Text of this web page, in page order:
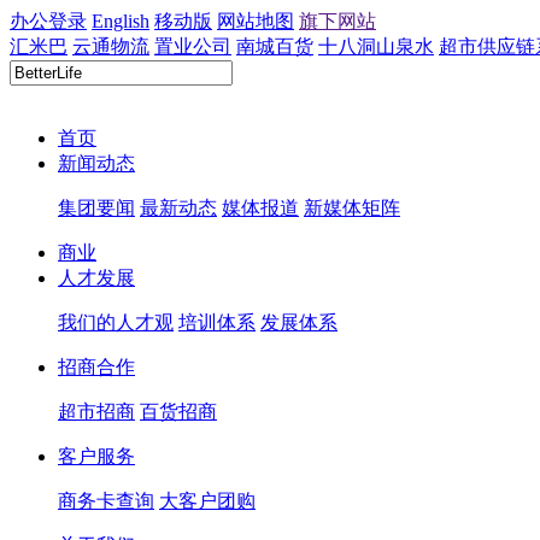
办公登录 English 移动版 网站地图 旗下网站
汇米巴 云通物流 置业公司 南城百货 十八洞山泉水 超市供应链
首页
新闻动态
集团要闻 最新动态 媒体报道 新媒体矩阵
商业
人才发展
我们的人才观 培训体系 发展体系
招商合作
超市招商 百货招商
客户服务
商务卡查询 大客户团购